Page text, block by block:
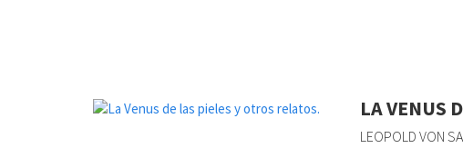
LA VENUS
LEOPOLD VON